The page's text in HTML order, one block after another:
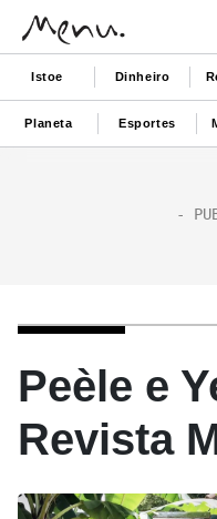
Istoe Dinheiro
Planeta Esportes
Peèle e
Revista